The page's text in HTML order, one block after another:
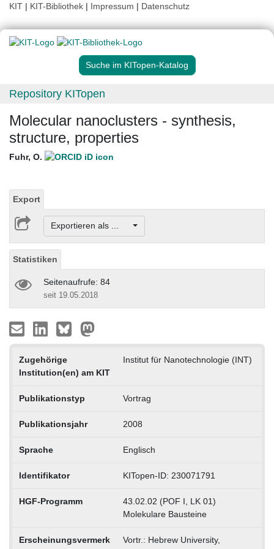
KIT | KIT-Bibliothek | Impressum | Datenschutz
Suche im KITopen-Katalog
Repository KITopen
Molecular nanoclusters - synthesis,
structure, properties
Fuhr, O.
Export
Exportieren als ...
Statistiken
Seitenaufrufe: 84
seit 19.05.2018
Zugehörige
Institution(en) am KIT
Institut für Nanotechnologie (INT)
Publikationstyp Vortrag
Publikationsjahr 2008
Sprache Englisch
Identifikator KITopen-ID: 230071791
HGF-Programm
43.02.02 (POF I, LK 01)
Molekulare Bausteine
Erscheinungsvermerk
Vortr.: Hebrew University,